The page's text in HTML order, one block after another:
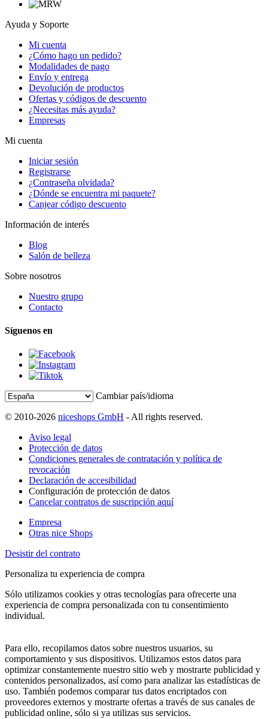
Ayuda y Soporte
Mi cuenta
¿Cómo hago un pedido?
Modalidades de pago
Envío y entrega
Devolución de productos
Ofertas y códigos de descuento
¿Necesitas más ayuda?
Empresas
Mi cuenta
Iniciar sesión
Registrarse
¿Contraseña olvidada?
¿Dónde se encuentra mi paquete?
Canjear código descuento
Información de interés
Blog
Salón de belleza
Sobre nosotros
Nuestro grupo
Contacto
Síguenos en
Cambiar país/idioma
© 2010-2026 niceshops GmbH - All rights reserved.
Aviso legal
Protección de datos
Condiciones generales de contratación y política de
revocación
Declaración de accesibilidad
Configuración de protección de datos
Cancelar contratos de suscripción aquí
Empresa
Otras nice Shops
Desistir del contrato
Personaliza tu experiencia de compra
Sólo utilizamos cookies y otras tecnologías para ofrecerte una
experiencia de compra personalizada con tu consentimiento
individual.
Para ello, recopilamos datos sobre nuestros usuarios, su
comportamiento y sus dispositivos. Utilizamos estos datos para
optimizar constantemente nuestro sitio web y mostrarte publicidad y
contenidos personalizados, así como para analizar las estadísticas de
uso. También podemos comparar tus datos encriptados con
proveedores externos y mostrarte ofertas a través de sus canales de
publicidad online, sólo si ya utilizas sus servicios.